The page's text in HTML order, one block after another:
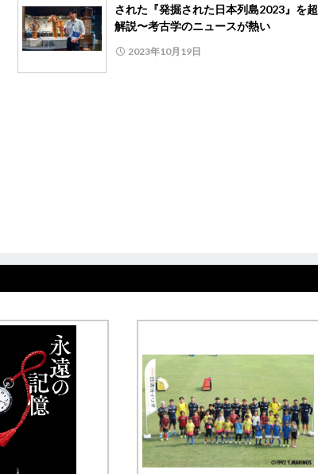
された『発掘された日本列島2023』を超
解説〜考古学のニュースが熱い
2023年10月19日